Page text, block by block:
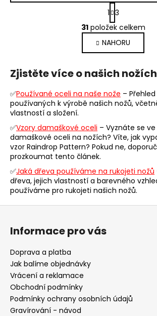
O
v
l
á
d
a
c
í
r
v
k
v
ý
p
S
t
r
á
n
k
v
n
í
1 3
31položek celkem
NAHORU
Zjistěte více o našich nožích
✅Používané oceli na naše nože –
používaných k výrobě našich nožů,
vlastností a složení.
✅Vzory damaškové oceli – Vyznáte se
damaškové oceli na nožích? Víte, jak
vzor Raindrop Pattern? Pokud ne,
prozkoumat tento článek.
✅Jaká dřeva používáme na rukojeti nožů
dřeva, jejich vlastností a barevného
používáme pro rukojeti našich nožů.
Informace pro vás
Doprava a platba
Jak balíme objednávky
Vrácení a reklamace
Obchodní podmínky
Podmínky ochrany osobních údajů
Gravírování - návod